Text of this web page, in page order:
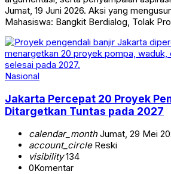
Jumat, 19 Juni 2026. Aksi yang
Mahasiswa: Bangkit Berdialog, Tolak
Nasional
Jakarta Percepat 20 Proyek
Ditargetkan Tuntas pada 2027
calendar_monthJumat, 29 Mei
account_circleReski
visibility134
0Komentar